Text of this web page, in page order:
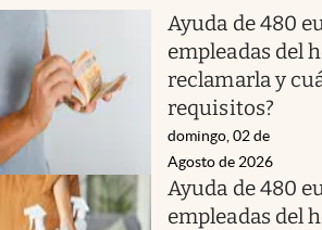
Ayuda de 480
empleadas del
reclamarla y
requisitos?
domingo, 02 de
Agosto de 2026
Ayuda de 480
empleadas del